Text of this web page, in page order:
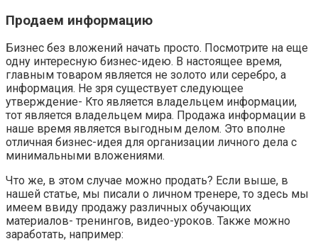
Продаем информацию
Бизнес без вложений начать просто. Посмотрите на еще
одну интересную бизнес-идею. В настоящее время,
главным товаром является не золото или серебро, а
информация. Не зря существует следующее
утверждение- Кто является владельцем информации,
тот является владельцем мира. Продажа информации в
наше время является выгодным делом. Это вполне
отличная бизнес-идея для организации личного дела с
минимальными вложениями.
Что же, в этом случае можно продать? Если выше, в
нашей статье, мы писали о личном тренере, то здесь мы
имеем ввиду продажу различных обучающих
материалов- тренингов, видео-уроков. Также можно
заработать, например: